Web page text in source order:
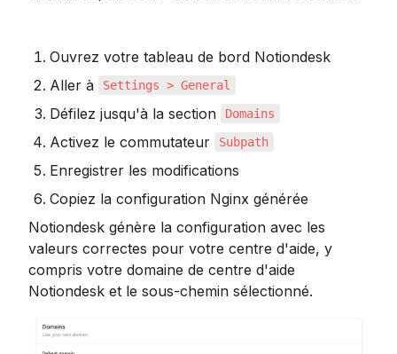
Ouvrez votre tableau de bord Notiondesk
Aller à
Settings > General
Défilez jusqu'à la section Domains
Activez le commutateur Subpath
Enregistrer les modifications
Copiez la configuration Nginx générée
Notiondesk génère la configuration avec les
valeurs correctes pour votre centre d'aide, y
compris votre domaine de centre d'aide
Notiondesk et le sous-chemin sélectionné.